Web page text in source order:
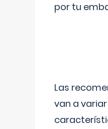
por tu
Las
van a